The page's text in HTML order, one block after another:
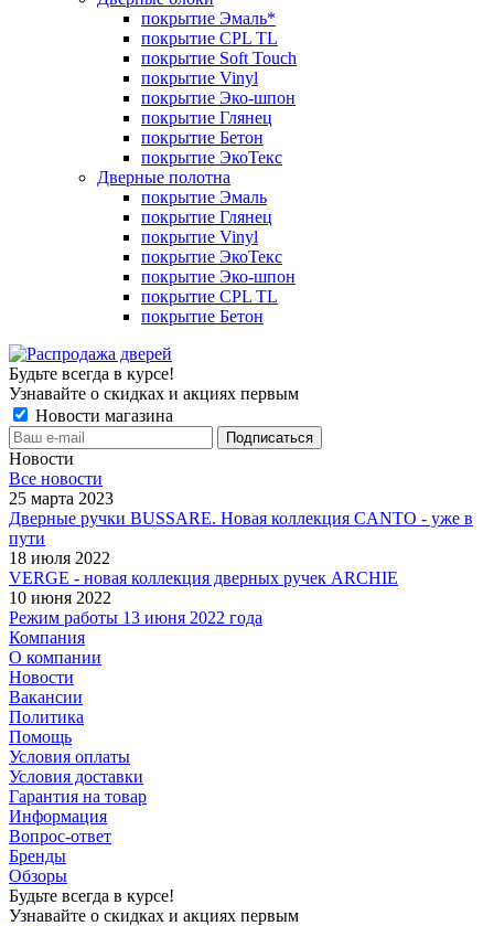
покрытие Эмаль*
покрытие CPL TL
покрытие Soft Touch
покрытие Vinyl
покрытие Эко-шпон
покрытие Глянец
покрытие Бетон
покрытие ЭкоТекс
Дверные полотна
покрытие Эмаль
покрытие Глянец
покрытие Vinyl
покрытие ЭкоТекс
покрытие Эко-шпон
покрытие CPL TL
покрытие Бетон
Будьте всегда в курсе!
Узнавайте о скидках и акциях первым
Новости магазина
Новости
Все новости
25 марта 2023
Дверные ручки BUSSARE. Новая коллекция CANTO - уже в
пути
18 июля 2022
VERGE - новая коллекция дверных ручек ARCHIE
10 июня 2022
Режим работы 13 июня 2022 года
Компания
О компании
Новости
Вакансии
Политика
Помощь
Условия оплаты
Условия доставки
Гарантия на товар
Информация
Вопрос-ответ
Бренды
Обзоры
Будьте всегда в курсе!
Узнавайте о скидках и акциях первым